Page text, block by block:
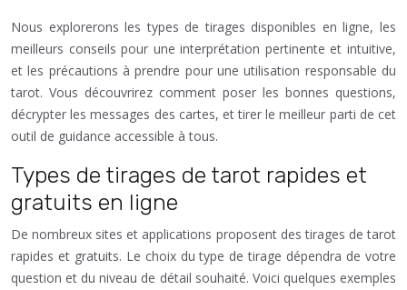
Nous explorerons les types de tirages disponibles en ligne, les
meilleurs conseils pour une interprétation pertinente et intuitive,
et les précautions à prendre pour une utilisation responsable du
tarot. Vous découvrirez comment poser les bonnes questions,
décrypter les messages des cartes, et tirer le meilleur parti de cet
outil de guidance accessible à tous.
Types de tirages de tarot rapides et
gratuits en ligne
De nombreux sites et applications proposent des tirages de tarot
rapides et gratuits. Le choix du type de tirage dépendra de votre
question et du niveau de détail souhaité. Voici quelques exemples